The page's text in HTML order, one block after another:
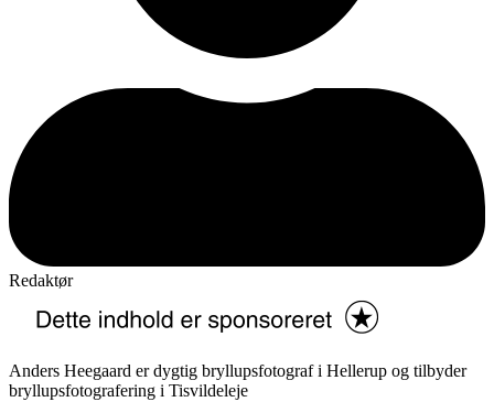
Redaktør
Anders Heegaard er dygtig bryllupsfotograf i Hellerup og tilbyder
bryllupsfotografering i Tisvildeleje